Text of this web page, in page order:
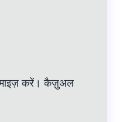
करें। कैज़ुअल